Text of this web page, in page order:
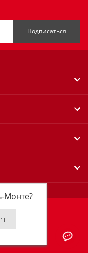
Монте?
Подписаться